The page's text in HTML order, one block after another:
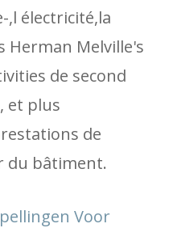
,l électricité,la
Herman Melville's
de second
et plus
de
du bâtiment.
Voor